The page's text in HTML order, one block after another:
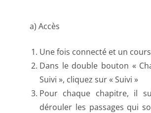
a) Accès
Une fois connecté et un
Dans le double bouton «
Suivi », cliquez sur « Suivi »
Pour chaque chapitre, il
dérouler les passages qui